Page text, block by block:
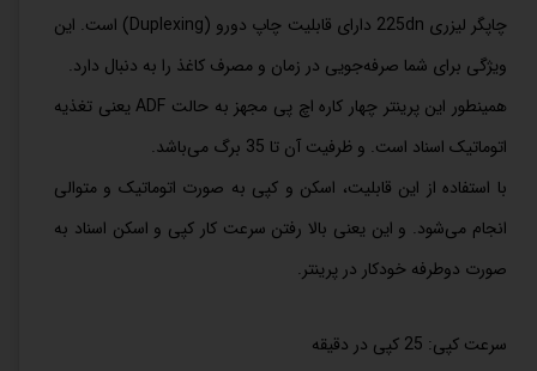
چاپگر لیزری 225dn دارای قابلیت چاپ دورو (Duplexing) است. این
ویژگی برای شما صرفه‌جویی در زمان و مصرف کاغذ را به دنبال دارد.
همینطور این پرینتر چهار کاره اچ پی مجهز به حالت ADF یعنی تغذیه
اتوماتیک اسناد است. و ظرفیت آن تا 35 برگ می‌باشد.
با استفاده از این قابلیت، اسکن و کپی به صورت اتوماتیک و متوالی
انجام می‌شود. و این یعنی بالا رفتن سرعت کار کپی و اسکن اسناد به
صورت دوطرفه خودکار در پرینتر.
سرعت کپی: 25 کپی در دقیقه